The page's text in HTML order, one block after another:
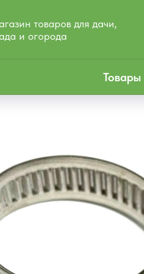
товаров для дачи,
и огорода
Товары